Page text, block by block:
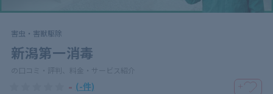
害虫・害獣駆除
新潟第一消毒
の口コミ・評判、料金・サービス紹介
- (-件) ＋